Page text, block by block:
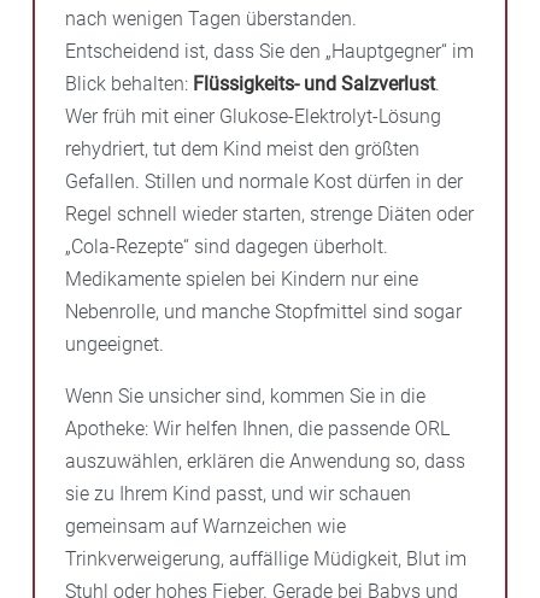
nach wenigen Tagen überstanden.
Entscheidend ist, dass Sie den „Hauptgegner“ im
Blick behalten: Flüssigkeits- und Salzverlust.
Wer früh mit einer Glukose-Elektrolyt-Lösung
rehydriert, tut dem Kind meist den größten
Gefallen. Stillen und normale Kost dürfen in der
Regel schnell wieder starten, strenge Diäten oder
„Cola-Rezepte“ sind dagegen überholt.
Medikamente spielen bei Kindern nur eine
Nebenrolle, und manche Stopfmittel sind sogar
ungeeignet.
Wenn Sie unsicher sind, kommen Sie in die
Apotheke: Wir helfen Ihnen, die passende ORL
auszuwählen, erklären die Anwendung so, dass
sie zu Ihrem Kind passt, und wir schauen
gemeinsam auf Warnzeichen wie
Trinkverweigerung, auffällige Müdigkeit, Blut im
Stuhl oder hohes Fieber. Gerade bei Babys und